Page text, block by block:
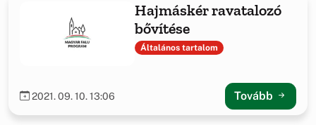
Hajmáskér ravatalozó
bővítése
Általános tartalom
2021. 09. 10. 13:06 Tovább